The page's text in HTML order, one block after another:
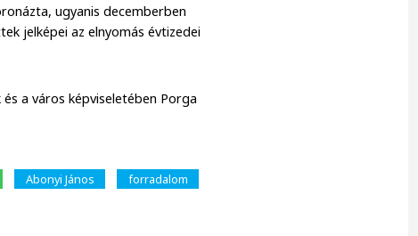
ugyanis decemberben
jelképei az elnyomás évtizedei
a város képviseletében Porga
Abonyi János forradalom